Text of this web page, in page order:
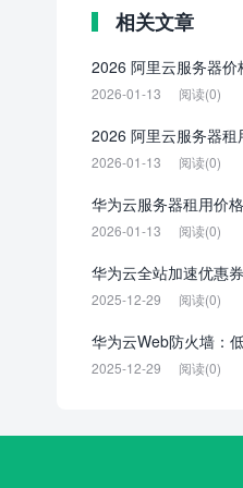
相关文章
2026 阿里云服务器
2026-01-13 阅读(0)
2026 阿里云服务器
2026-01-13 阅读(0)
华为云服务器租用价
2026-01-13 阅读(0)
华为云全站加速优惠
2025-12-29 阅读(0)
华为云Web防火墙：
2025-12-29 阅读(0)